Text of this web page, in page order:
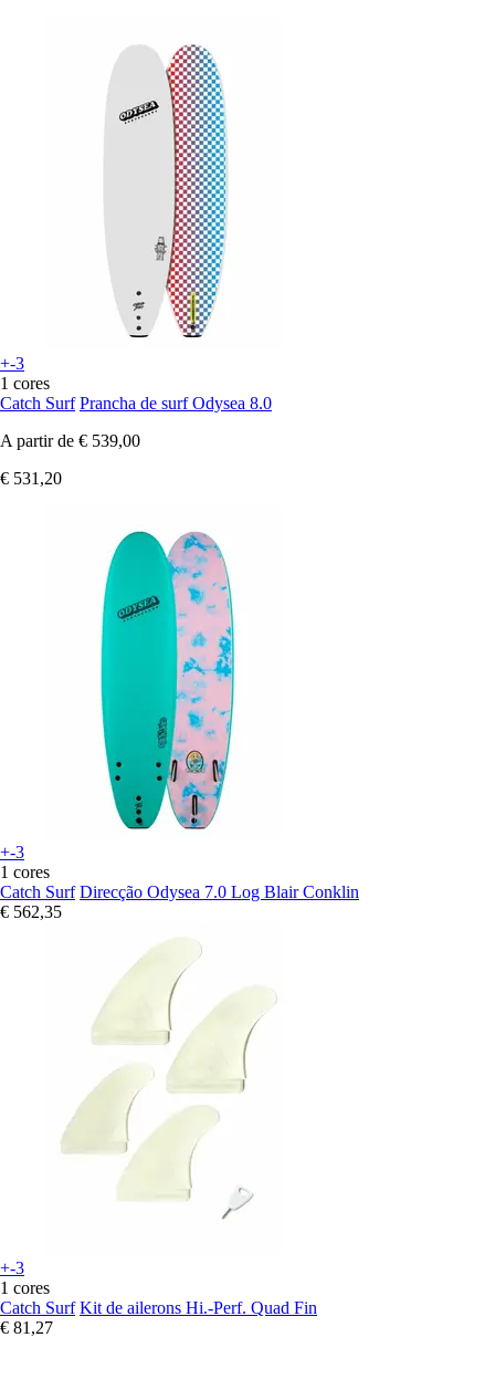
+-3
1 cores
Catch Surf Prancha de surf Odysea 8.0
A partir de € 539,00
€ 531,20
+-3
1 cores
Catch Surf Direcção Odysea 7.0 Log Blair Conklin
€ 562,35
+-3
1 cores
Catch Surf Kit de ailerons Hi.-Perf. Quad Fin
€ 81,27